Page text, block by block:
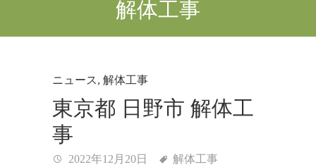
解体工事
ニュース, 解体工事
東京都 日野市 解体工
事
2022年12月20日 解体工事